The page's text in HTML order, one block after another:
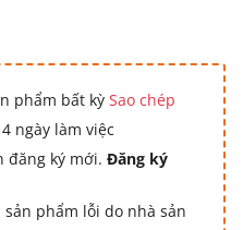
phẩm bất kỳ Sao chép
ngày làm việc
đăng ký mới. Đăng ký
phẩm lỗi do nhà sản